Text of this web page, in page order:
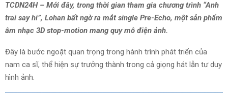
TCDN24H – Mới đây, trong thời gian tham gia chương trình “Anh
trai say hi”, Lohan bất ngờ ra mắt single Pre-Echo, một sản phẩm
âm nhạc 3D stop-motion mang quy mô điện ảnh.
Đây là bước ngoặt quan trọng trong hành trình phát triển của
nam ca sĩ, thể hiện sự trưởng thành trong cả giọng hát lẫn tư duy
hình ảnh.